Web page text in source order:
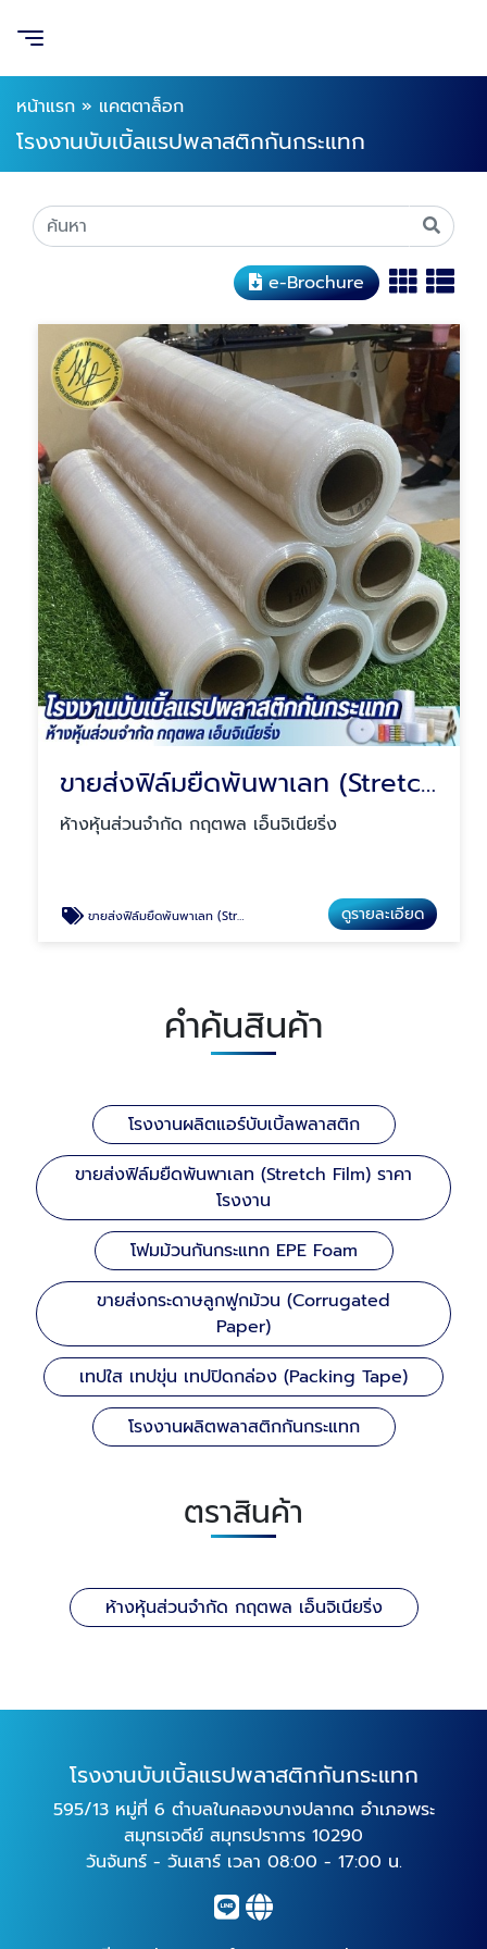
หน้าแรก » แคตตาล็อก
โรงงานบับเบิ้ลแรปพลาสติกกันกระแทก
e-Brochure
ขายส่งฟิล์มยืดพันพาเลท (Stretch Film) ราคาโรงงาน
ห้างหุ้นส่วนจำกัด กฤตพล เอ็นจิเนียริ่ง
ขายส่งฟิล์มยืดพันพาเลท (Stretch Film) ราคาโรงงาน ดูรายละเอียด
คำค้นสินค้า
โรงงานผลิตแอร์บับเบิ้ลพลาสติก
ขายส่งฟิล์มยืดพันพาเลท (Stretch Film) ราคา
โรงงาน
โฟมม้วนกันกระแทก EPE Foam
ขายส่งกระดาษลูกฟูกม้วน (Corrugated
Paper)
เทปใส เทปขุ่น เทปปิดกล่อง (Packing Tape)
โรงงานผลิตพลาสติกกันกระแทก
ตราสินค้า
ห้างหุ้นส่วนจำกัด กฤตพล เอ็นจิเนียริ่ง
โรงงานบับเบิ้ลแรปพลาสติกกันกระแทก
595/13 หมู่ที่ 6 ตำบลในคลองบางปลากด อำเภอพระ
สมุทรเจดีย์ สมุทรปราการ 10290
วันจันทร์ - วันเสาร์ เวลา 08:00 - 17:00 น.